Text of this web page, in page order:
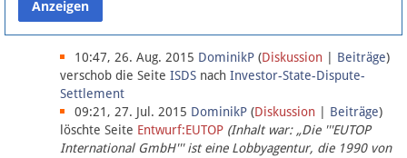
Datenschutz
Über Lobbypedia
Impressum
10:47, 26. Aug. 2015 DominikP (Diskussion Beiträge)
verschob die Seite ISDS nach Investor-State-Dispute-
Settlement
09:21, 27. Jul. 2015 DominikP (Diskussion Beiträge)
löschte Seite Entwurf:EUTOP (Inhalt war: „Die '''EUTOP
International GmbH''' ist eine Lobbyagentur, die 1990 von